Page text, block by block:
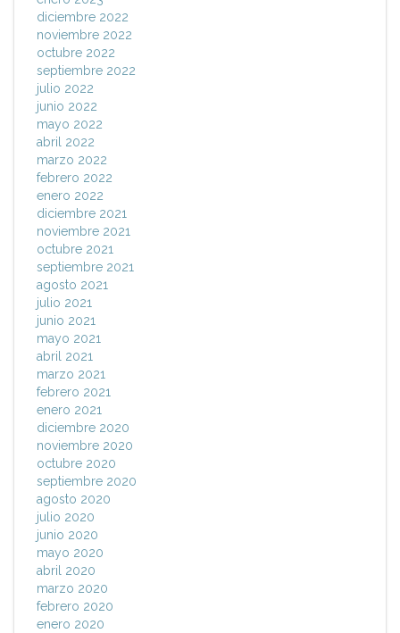
diciembre 2022
noviembre 2022
octubre 2022
septiembre 2022
julio 2022
junio 2022
mayo 2022
abril 2022
marzo 2022
febrero 2022
enero 2022
diciembre 2021
noviembre 2021
octubre 2021
septiembre 2021
agosto 2021
julio 2021
junio 2021
mayo 2021
abril 2021
marzo 2021
febrero 2021
enero 2021
diciembre 2020
noviembre 2020
octubre 2020
septiembre 2020
agosto 2020
julio 2020
junio 2020
mayo 2020
abril 2020
marzo 2020
febrero 2020
enero 2020